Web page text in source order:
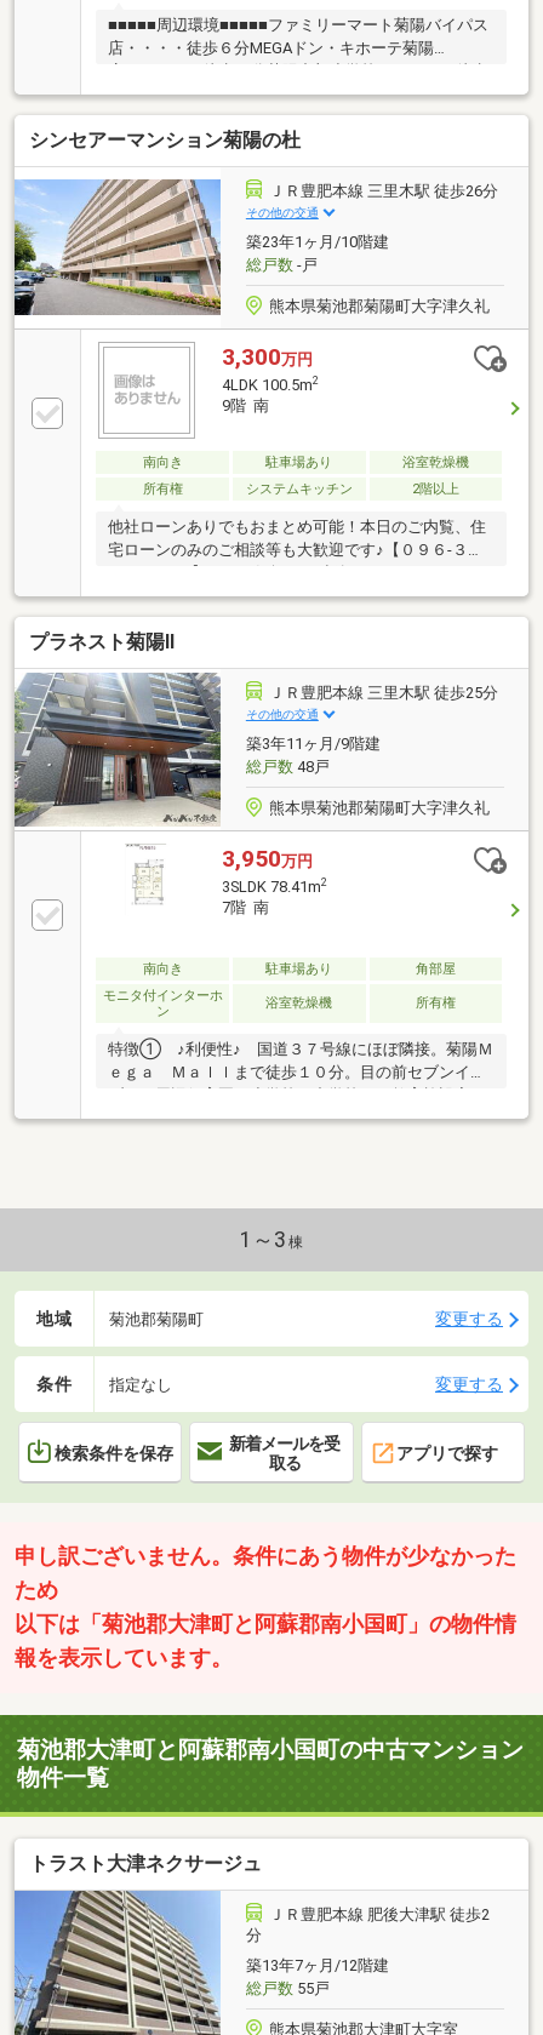
■■■■■周辺環境■■■■■ファミリーマート菊陽バイパス
店・・・・徒歩６分MEGAドン・キホーテ菊陽
店・・・・・徒歩21分菊陽中部小学校・・・・・徒歩
12分菊陽中学校・・・・・徒歩14分 菊陽久保田郵便
局・・・・・徒歩15分大津警察署・・・・・徒歩16分
シンセアーマンション菊陽の杜
ＪＲ豊肥本線 三里木駅 徒歩26分
その他の交通
築23年1ヶ月/10階建
総戸数-戸
熊本県菊池郡菊陽町大字津久礼
3,300万円
4LDK 100.5m2
9階 南
南向き 駐車場あり
浴室乾燥機
所有権
システムキッチン 2階以上
他社ローンありでもおまとめ可能！本日のご内覧、住
宅ローンのみのご相談等も大歓迎です♪【０９６-３８
３-２００１】までお気軽にご連絡ください！ベストな
住宅ローンの組み方は、お借入額・お仕事の種類や生
活スタイル・ご年収などによって様々です。銀行・フ
ラット35等のお借入先、適用する金利/ローン年数等を
どう設定するかによって月々のお支払い額に大きな差
が出ます。ゆめハウスは、複雑な住宅ローンについて
わかりやすく説明し、あなたに合ったご提案をしま
す！物件の内覧はもちろんローンのご相談のみでもお
気軽にお問い合わせください♪
プラネスト菊陽Ⅱ
ＪＲ豊肥本線 三里木駅 徒歩25分
その他の交通
築3年11ヶ月/9階建
総戸数48戸
熊本県菊池郡菊陽町大字津久礼
3,950万円
3SLDK 78.41m2
7階 南
南向き 駐車場あり
角部屋
モニタ付インターホ
ン
浴室乾燥機 所有権
特徴① ♪利便性♪ 国道３７号線にほぼ隣接。菊陽Ｍ
ｅｇａ Ｍａｌｌまで徒歩１０分。目の前セブンイレ
ブン。周辺保育園・小学校・中学校など教育施設完
備．．．特徴② ♪とにかくリビングが明るいです
④ ♪安心の住まい♪ 閑静な住宅街にあるマンション
で、セキュリティバッチリ！子育て世代には安心で
す。特徴⑤ ♪間取り♪ 売主は元大手ハウスメーカ
1～3 棟
地域 菊池郡菊陽町 変更する
条件 指定なし 変更する
検索条件を保存
新着メールを受
取る
アプリで探す
申し訳ございません。条件にあう物件が少なかった
ため
以下は「菊池郡大津町と阿蘇郡南小国町」の物件情
報を表示しています。
菊池郡大津町と阿蘇郡南小国町の中古マンション
物件一覧
トラスト大津ネクサージュ
ＪＲ豊肥本線 肥後大津駅 徒歩2
分
築13年7ヶ月/12階建
総戸数55戸
熊本県菊池郡大津町大字室